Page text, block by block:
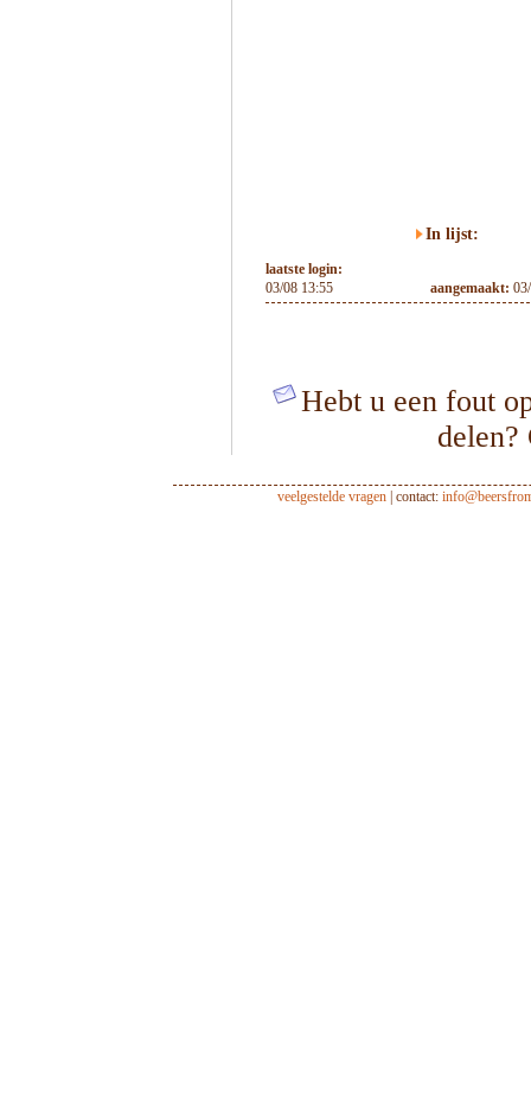
In lijst:
laatste login:
03/08 13:55
aangemaakt:
Hebt u een fout
veelgestelde vragen| contact: